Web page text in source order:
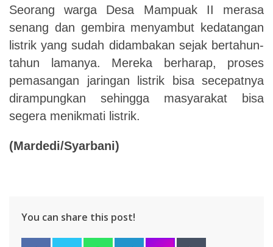
Seorang warga Desa Mampuak II merasa
senang dan gembira menyambut kedatangan
listrik yang sudah didambakan sejak bertahun-
tahun lamanya. Mereka berharap, proses
pemasangan jaringan listrik bisa secepatnya
dirampungkan sehingga masyarakat bisa
segera menikmati listrik.
(Mardedi/Syarbani)
You can share this post!